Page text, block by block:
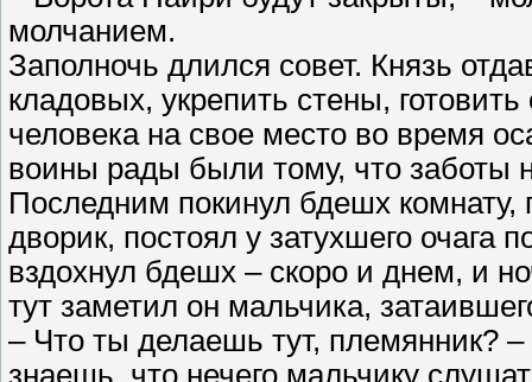
молчанием.
Заполночь длился совет. Князь
кладовых, укрепить стены,
человека на свое место во время
воины рады были тому, что заботы
Последним покинул бдешх
дворик, постоял у затухшего очага
вздохнул бдешх – скоро и днем, и
тут заметил он мальчика,
– Что ты делаешь тут, племянник?
знаешь, что нечего мальчику